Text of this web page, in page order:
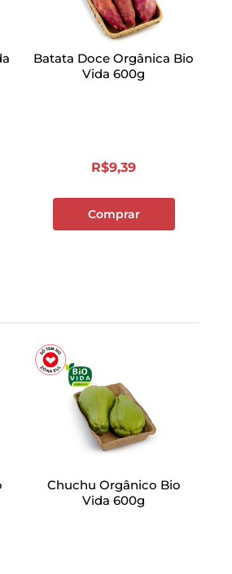
Batata Doce Orgânica Bio
Vida 600g
R$9,39
Comprar
Chuchu Orgânico Bio
Vida 600g